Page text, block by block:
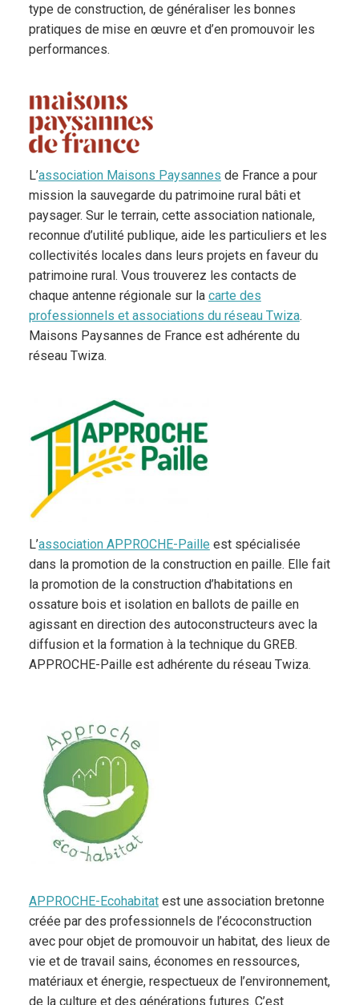
type de construction, de généraliser les bonnes
pratiques de mise en œuvre et d’en promouvoir les
performances.
L’association Maisons Paysannes de France a pour
mission la sauvegarde du patrimoine rural bâti et
paysager. Sur le terrain, cette association nationale,
reconnue d’utilité publique, aide les particuliers et les
collectivités locales dans leurs projets en faveur du
patrimoine rural. Vous trouverez les contacts de
chaque antenne régionale sur la carte des
professionnels et associations du réseau Twiza.
Maisons Paysannes de France est adhérente du
réseau Twiza.
L’association APPROCHE-Paille est spécialisée
dans la promotion de la construction en paille. Elle fait
la promotion de la construction d’habitations en
ossature bois et isolation en ballots de paille en
agissant en direction des autoconstructeurs avec la
diffusion et la formation à la technique du GREB.
APPROCHE-Paille est adhérente du réseau Twiza.
APPROCHE-Ecohabitatest une association bretonne
créée par des professionnels de l’écoconstruction
avec pour objet de promouvoir un habitat, des lieux de
vie et de travail sains, économes en ressources,
matériaux et énergie, respectueux de l’environnement,
de la culture et des générations futures. C’est